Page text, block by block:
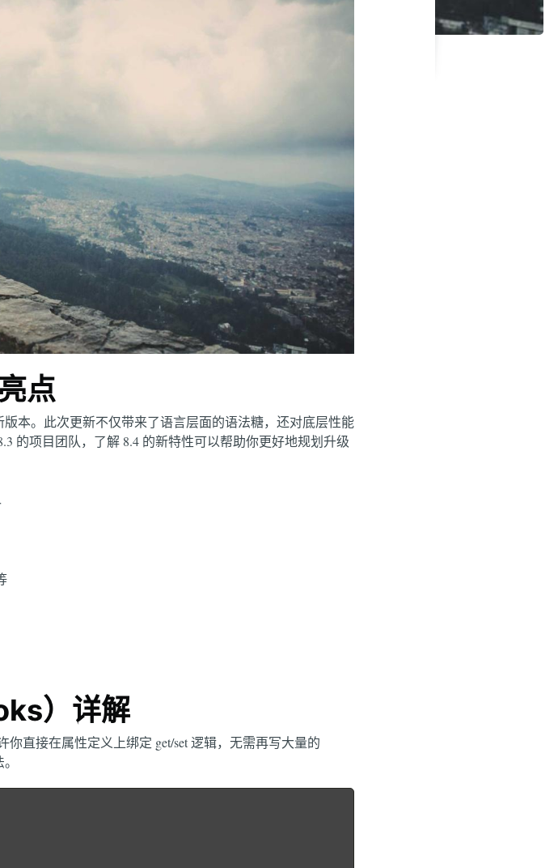
点
版本。此次更新不仅带来了语言层面的语法糖，还对底层性能
的项目团队，了解 8.4 的新特性可以帮助你更好地规划升级
）详解
直接在属性定义上绑定 get/set 逻辑，无需再写大量的